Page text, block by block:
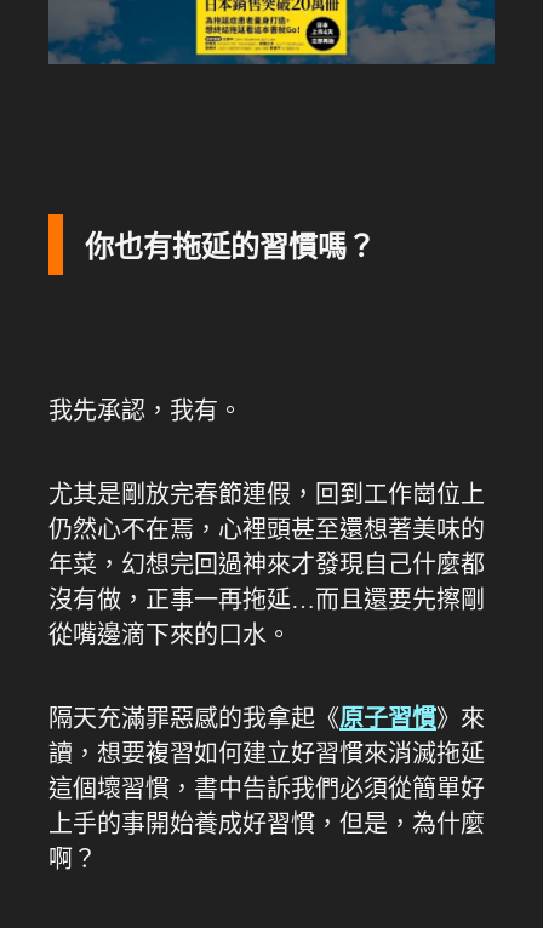
你也有拖延的習慣嗎？
我先承認，我有。
尤其是剛放完春節連假，回到工作崗位上
仍然心不在焉，心裡頭甚至還想著美味的
年菜，幻想完回過神來才發現自己什麼都
沒有做，正事一再拖延…而且還要先擦剛
從嘴邊滴下來的口水。
隔天充滿罪惡感的我拿起《原子習慣》來
讀，想要複習如何建立好習慣來消滅拖延
這個壞習慣，書中告訴我們必須從簡單好
上手的事開始養成好習慣，但是，為什麼
啊？